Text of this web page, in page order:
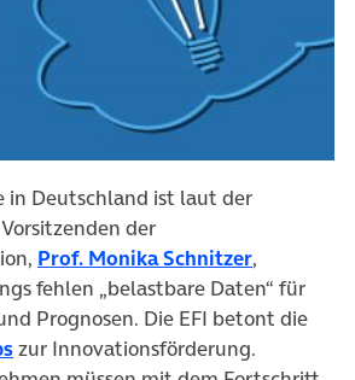
in Deutschland ist laut der
der
Prof. Monika Schnitzer(öffnet in
,
fehlen „belastbare Daten“ für
Prognosen. Die EFI betont die
(öffnet in neuem Tab)
zur Innovationsförderung.